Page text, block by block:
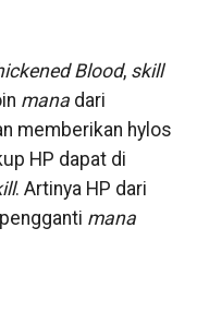
Blood, skill
manadari
memberikan hylos
HP dapat di
. Artinya HP dari
mana